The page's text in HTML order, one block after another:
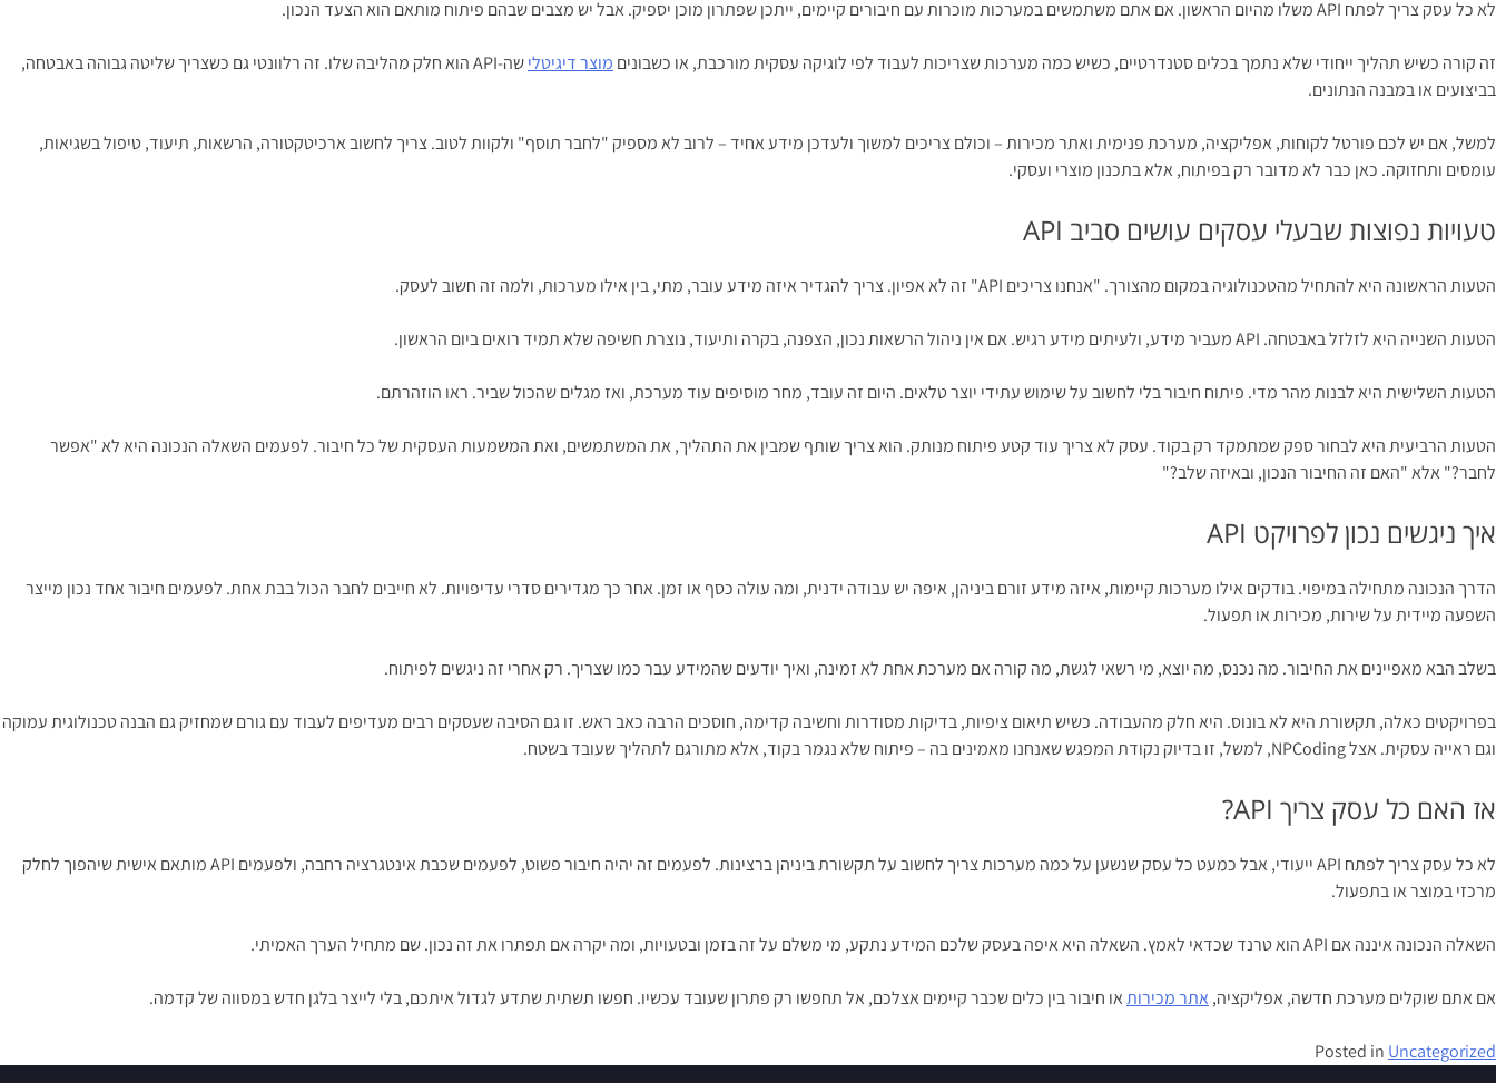
לא כל עסק צריך לפתח API משלו מהיום הראשון. אם אתם משתמשים במערכות מוכרות עם חיבורים קיימים, ייתכן שפתרון מוכן יספיק. אבל יש מצבים שבהם פיתוח מותאם הוא הצעד הנכון.
זה קורה כשיש תהליך ייחודי שלא נתמך בכלים סטנדרטיים, כשיש כמה מערכות שצריכות לעבוד לפי לוגיקה עסקית מורכבת, או כשבונים מוצר דיגיטלי
שה-API הוא חלק מהליבה שלו. זה רלוונטי גם כשצריך שליטה גבוהה באבטחה,
בביצועים או במבנה הנתונים.
למשל, אם יש לכם פורטל לקוחות, אפליקציה, מערכת פנימית ואתר מכירות – וכולם צריכים למשוך ולעדכן מידע אחיד – לרוב לא מספיק "לחבר תוסף" ולקוות לטוב. צריך לחשוב ארכיטקטורה, הרשאות, תיעוד, טיפול בשגיאות,
עומסים ותחזוקה. כאן כבר לא מדובר רק בפיתוח, אלא בתכנון מוצרי ועסקי.
טעויות נפוצות שבעלי עסקים עושים סביב API
הטעות הראשונה היא להתחיל מהטכנולוגיה במקום מהצורך. "אנחנו צריכים API" זה לא אפיון. צריך להגדיר איזה מידע עובר, מתי, בין אילו מערכות, ולמה זה חשוב לעסק.
הטעות השנייה היא לזלזל באבטחה. API מעביר מידע, ולעיתים מידע רגיש. אם אין ניהול הרשאות נכון, הצפנה, בקרה ותיעוד, נוצרת חשיפה שלא תמיד רואים ביום הראשון.
הטעות השלישית היא לבנות מהר מדי. פיתוח חיבור בלי לחשוב על שימוש עתידי יוצר טלאים. היום זה עובד, מחר מוסיפים עוד מערכת, ואז מגלים שהכול שביר. ראו הוזהרתם.
הטעות הרביעית היא לבחור ספק שמתמקד רק בקוד. עסק לא צריך עוד קטע פיתוח מנותק. הוא צריך שותף שמבין את התהליך, את המשתמשים, ואת המשמעות העסקית של כל חיבור. לפעמים השאלה הנכונה היא לא "אפשר
לחבר?" אלא "האם זה החיבור הנכון, ובאיזה שלב?"
איך ניגשים נכון לפרויקט API
הדרך הנכונה מתחילה במיפוי. בודקים אילו מערכות קיימות, איזה מידע זורם ביניהן, איפה יש עבודה ידנית, ומה עולה כסף או זמן. אחר כך מגדירים סדרי עדיפויות. לא חייבים לחבר הכול בבת אחת. לפעמים חיבור אחד נכון מייצר
השפעה מיידית על שירות, מכירות או תפעול.
בשלב הבא מאפיינים את החיבור. מה נכנס, מה יוצא, מי רשאי לגשת, מה קורה אם מערכת אחת לא זמינה, ואיך יודעים שהמידע עבר כמו שצריך. רק אחרי זה ניגשים לפיתוח.
בפרויקטים כאלה, תקשורת היא לא בונוס. היא חלק מהעבודה. כשיש תיאום ציפיות, בדיקות מסודרות וחשיבה קדימה, חוסכים הרבה כאב ראש. זו גם הסיבה שעסקים רבים מעדיפים לעבוד עם גורם שמחזיק גם הבנה טכנולוגית עמוקה
וגם ראייה עסקית. אצל NPCoding, למשל, זו בדיוק נקודת המפגש שאנחנו מאמינים בה – פיתוח שלא נגמר בקוד, אלא מתורגם לתהליך שעובד בשטח.
אז האם כל עסק צריך API?
לא כל עסק צריך לפתח API ייעודי, אבל כמעט כל עסק שנשען על כמה מערכות צריך לחשוב על תקשורת ביניהן ברצינות. לפעמים זה יהיה חיבור פשוט, לפעמים שכבת אינטגרציה רחבה, ולפעמים API מותאם אישית שיהפוך לחלק
מרכזי במוצר או בתפעול.
השאלה הנכונה איננה אם API הוא טרנד שכדאי לאמץ. השאלה היא איפה בעסק שלכם המידע נתקע, מי משלם על זה בזמן ובטעויות, ומה יקרה אם תפתרו את זה נכון. שם מתחיל הערך האמיתי.
אם אתם שוקלים מערכת חדשה, אפליקציה, אתר מכירותאו חיבור בין כלים שכבר קיימים אצלכם, אל תחפשו רק פתרון שעובד עכשיו. חפשו תשתית שתדע לגדול איתכם, בלי לייצר בלגן חדש במסווה של קדמה.
Posted in Uncategorized